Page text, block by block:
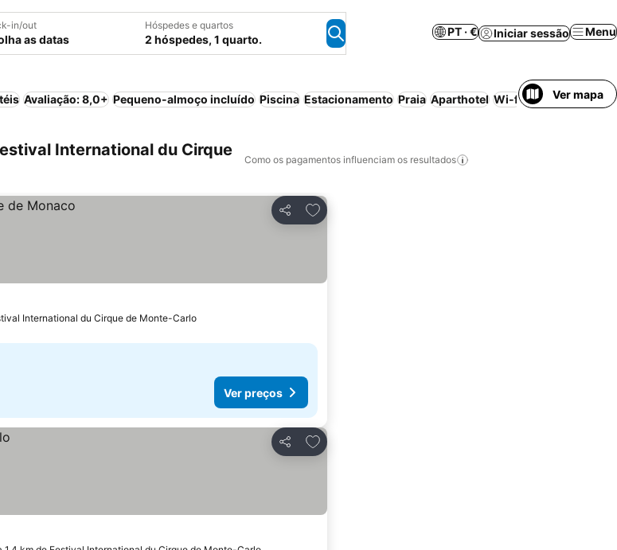
in/out
as datas
Hóspedes e quartos
2 hóspedes, 1 quarto.
PT · € Iniciar sessão Menu
de Monte-Carlo
Avaliação: 8,0+ Pequeno-almoço incluído Piscina Estacionamento Praia Aparthotel Wi-fi Meia-pensão
Ver mapa
International du Cirque
Como os pagamentos influenciam os resultados
Partilhar
Adicionar aos favoritos
International du Cirque de Monte-Carlo
Ver preços
Partilhar
Adicionar aos favoritos